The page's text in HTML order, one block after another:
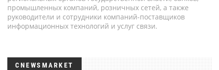
промышленных компаний, розничных сетей, а также
руководители и сотрудники компаний-поставщиков
информационных технологий и услуг связи.
CNEWSMARKET